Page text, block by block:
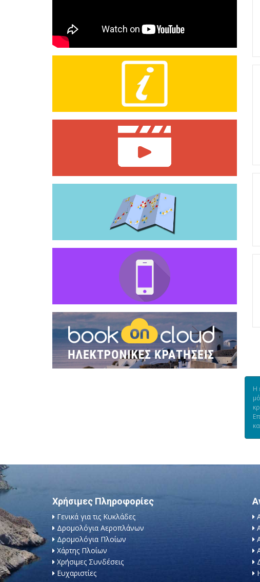
Η
Χρήσιμες Πληροφορίες
Γενικά για τις Κυκλάδες
Δρομολόγια Αεροπλάνων
Δρομολόγια Πλοίων
Χάρτης Πλοίων
Χρήσιμες Συνδέσεις
Ευχαριστίες